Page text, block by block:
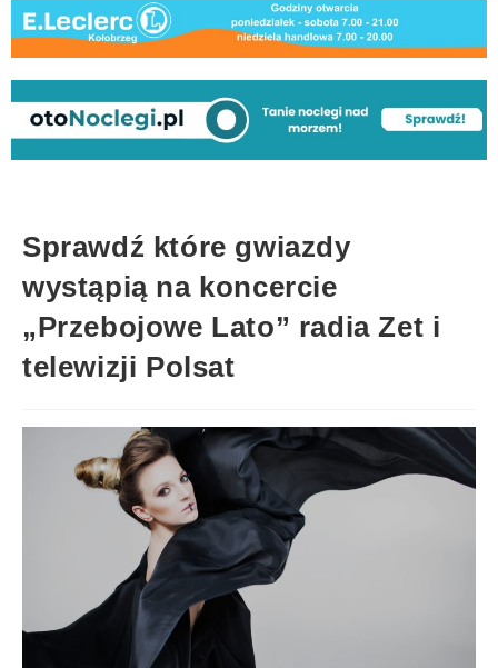
Sprawdź które gwiazdy
wystąpią na koncercie
„Przebojowe Lato” radia Zet i
telewizji Polsat